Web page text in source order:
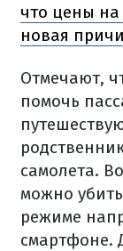
что цены на
новая
Отмечают,
помочь
самолета.
можно
режиме
смартфоне.